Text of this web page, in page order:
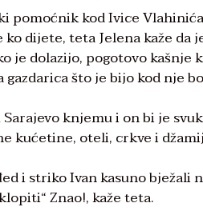
pomoćnik kod Ivice
dijete, teta Jelena kaže da
je dolazijo, pogotovo kašnje
što je bijo kod nje
knjemu i on bi je
kućetine, oteli, crkve i
i striko Ivan kasuno bježali
Znao!, kaže teta.